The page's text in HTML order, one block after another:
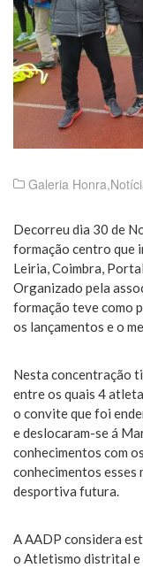
Galeria Honra,
Decorreu dia 30 de
formação centro que
Leiria, Coimbra,
Organizado pela
formação teve como
os lançamentos e o
Nesta concentração
entre os quais 4
o convite que foi
e deslocaram-se á
conhecimentos com
conhecimentos
desportiva futura.
A AADP considera
o Atletismo distrital e